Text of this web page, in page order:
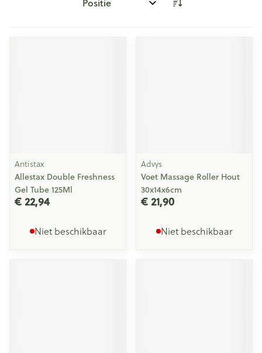
Sorteer op:
Antistax
Allestax Double Freshness
Gel Tube 125Ml
€ 22,94
Niet beschikbaar
Advys
Voet Massage Roller Hout
30x14x6cm
€ 21,90
Niet beschikbaar